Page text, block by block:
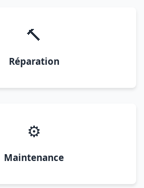
🔨
Réparation
⚙️
Maintenance